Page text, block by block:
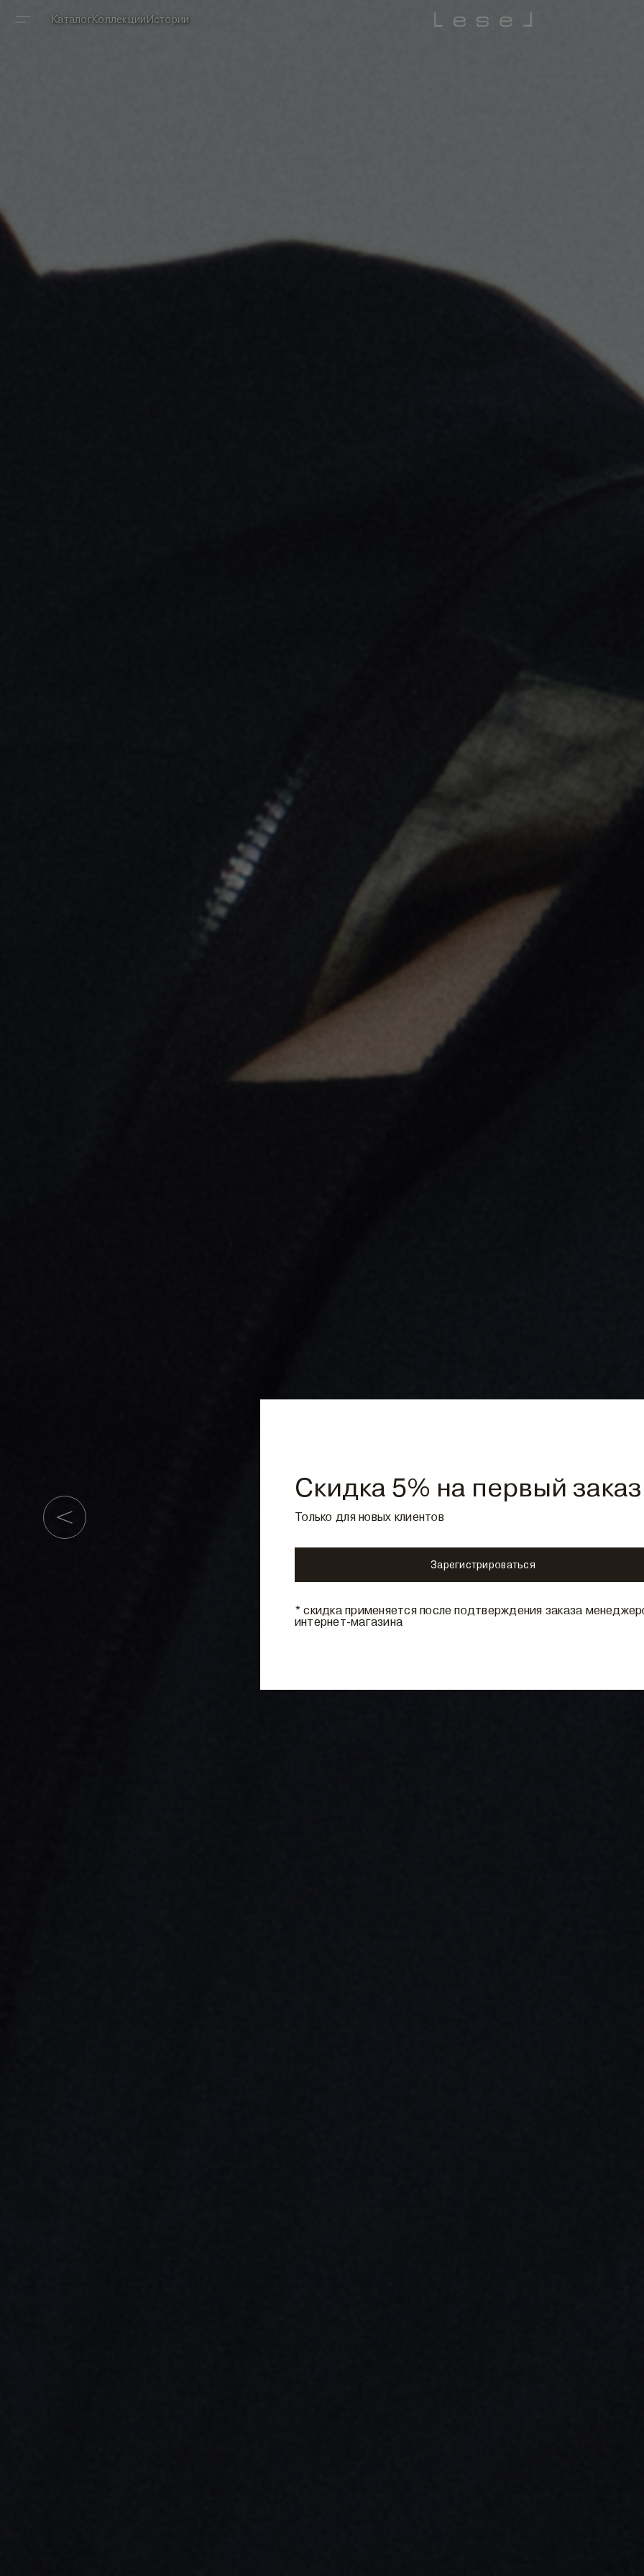
КаталогКоллекцииИстории
Скидка 5% на первый заказ
Только для новых клиентов
Зарегистрироваться
* скидка применяется после подтверждения заказа
интернет-магазина